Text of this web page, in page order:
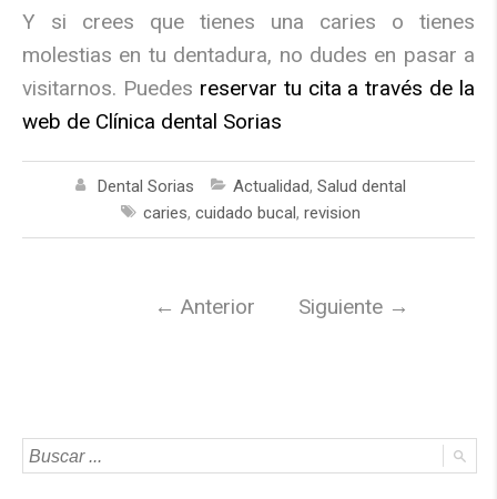
Y si crees que tienes una caries o tienes
molestias en tu dentadura, no dudes en pasar a
visitarnos. Puedes reservar tu cita a través de la
web de Clínica dental Sorias
Dental Sorias Actualidad, Salud dental
caries, cuidado bucal, revision
← Anterior Siguiente →